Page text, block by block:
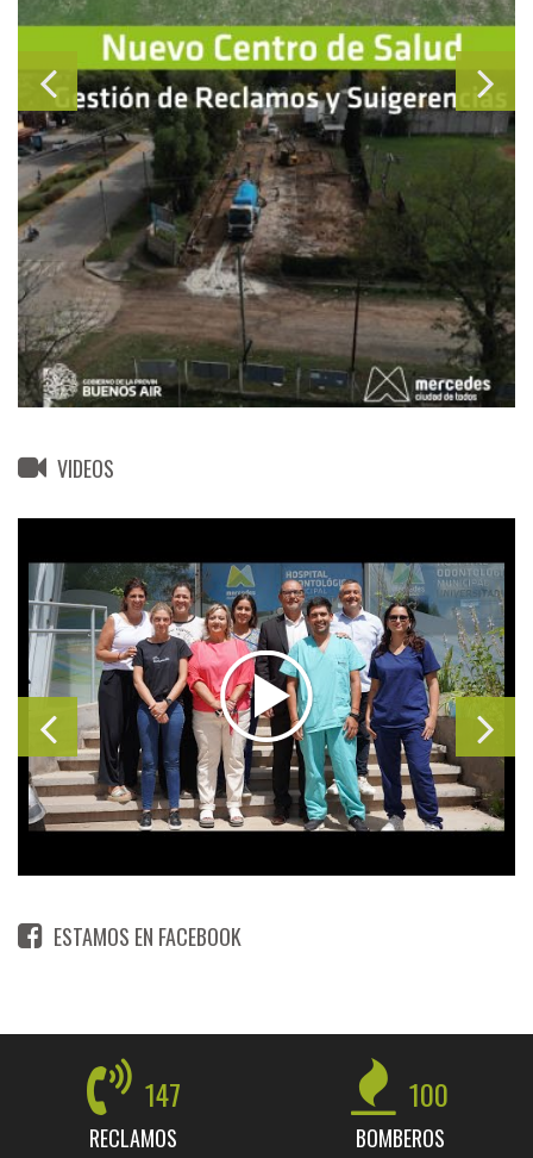
VIDEOS
ESTAMOS EN FACEBOOK
147
RECLAMOS
100
BOMBEROS